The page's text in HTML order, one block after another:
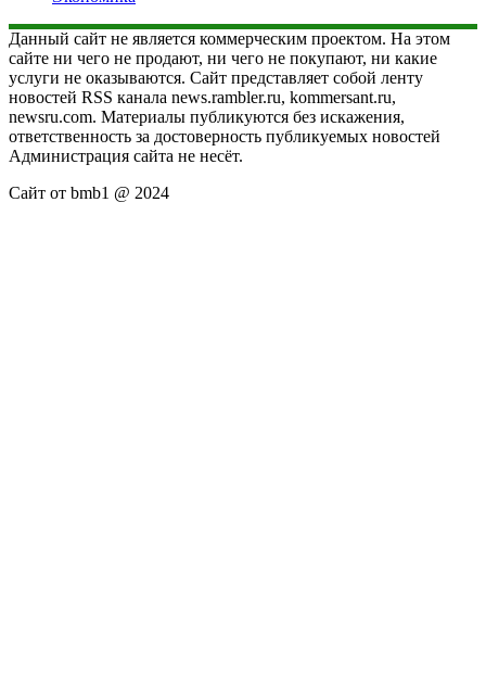
Данный сайт не является коммерческим проектом. На этом
сайте ни чего не продают, ни чего не покупают, ни какие
услуги не оказываются. Сайт представляет собой ленту
новостей RSS канала news.rambler.ru, kommersant.ru,
newsru.com. Материалы публикуются без искажения,
ответственность за достоверность публикуемых новостей
Администрация сайта не несёт.
Сайт от bmb1 @ 2024